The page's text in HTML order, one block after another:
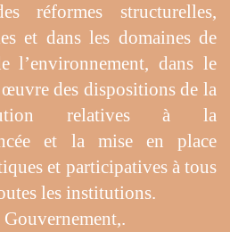
réformes structurelles,
et dans les domaines de
l’environnement, dans le
des dispositions de la
relatives à la
et la mise en place
et participatives à tous
les institutions.